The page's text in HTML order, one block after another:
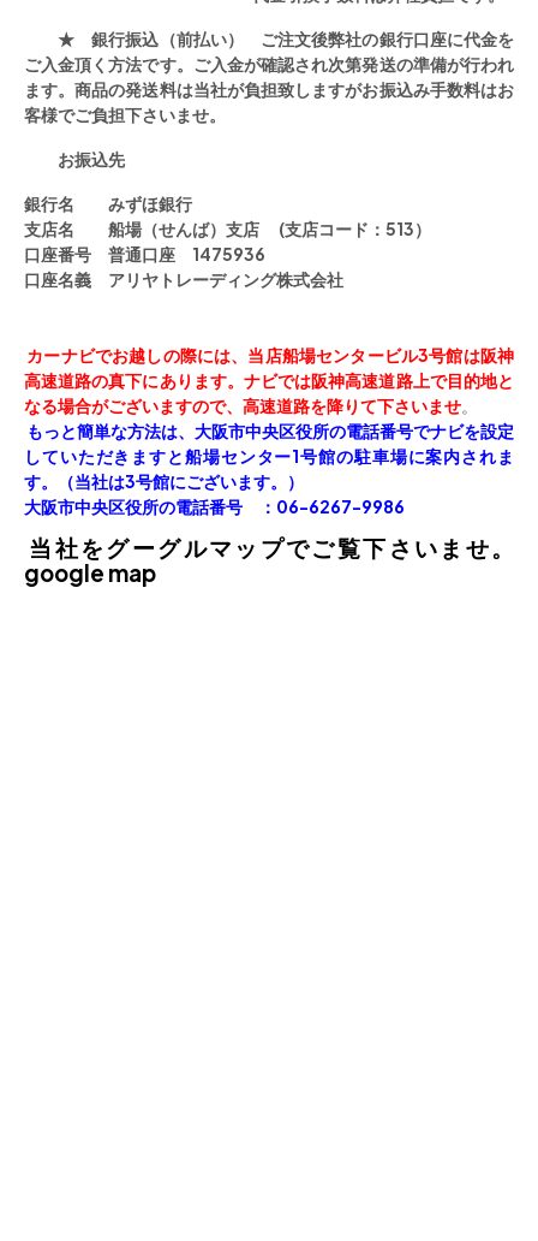
★ 銀行振込（前払い） ご注文後弊社の銀行口座に代金を
ご入金頂く方法です。ご入金が確認され次第発送の準備が行われ
ます。商品の発送料は当社が負担致しますがお振込み手数料はお
客様でご負担下さいませ。
お振込先
銀行名 みずほ銀行
支店名 船場（せんば）支店 (支店コード：513）
口座番号 普通口座 1475936
口座名義 アリヤトレーディング株式会社
カーナビでお越しの際には、 当店船場センタービル3号館は阪神
高速道路の真下にあります。 ナビでは阪神高速道路上で目的地と
なる場合がございますので、 高速道路を降りて下さいませ。
もっと簡単な方法は、大阪市中央区役所の電話番号でナビを設定
していただきますと船場センター1号館の駐車場に案内されま
す。（当社は3号館にございます。）
大阪市中央区役所の電話番号 ：06-6267-9986
当社をグーグルマップでご覧下さいませ。
google map